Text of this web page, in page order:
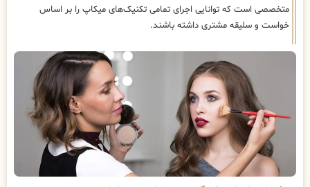
متخصصی است که توانایی اجرای تمامی تکنیک‌های میکاپ را بر اساس
خواست و سلیقه مشتری داشته باشند.